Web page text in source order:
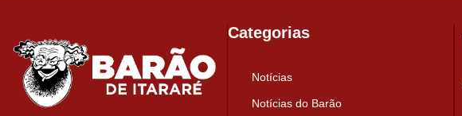
Categorias
Notícias
Notícias do Barão